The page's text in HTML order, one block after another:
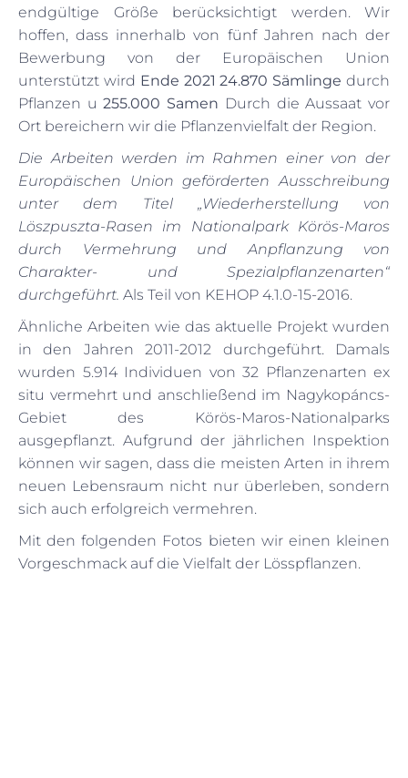
endgültige Größe berücksichtigt werden. Wir
hoffen, dass innerhalb von fünf Jahren nach der
Bewerbung von der Europäischen Union
unterstützt wird Ende 2021 24.870 Sämlinge durch
Pflanzen u255.000 Samen Durch die Aussaat vor
Ort bereichern wir die Pflanzenvielfalt der Region.
Die Arbeiten werden im Rahmen einer von der
Europäischen Union geförderten Ausschreibung
unter dem Titel „Wiederherstellung von
Löszpuszta-Rasen im Nationalpark Körös-Maros
durch Vermehrung und Anpflanzung von
Charakter- und Spezialpflanzenarten“
durchgeführt. Als Teil von KEHOP 4.1.0-15-2016.
Ähnliche Arbeiten wie das aktuelle Projekt wurden
in den Jahren 2011-2012 durchgeführt. Damals
wurden 5.914 Individuen von 32 Pflanzenarten ex
situ vermehrt und anschließend im Nagykopáncs-
Gebiet des Körös-Maros-Nationalparks
ausgepflanzt. Aufgrund der jährlichen Inspektion
können wir sagen, dass die meisten Arten in ihrem
neuen Lebensraum nicht nur überleben, sondern
sich auch erfolgreich vermehren.
Mit den folgenden Fotos bieten wir einen kleinen
Vorgeschmack auf die Vielfalt der Lösspflanzen.